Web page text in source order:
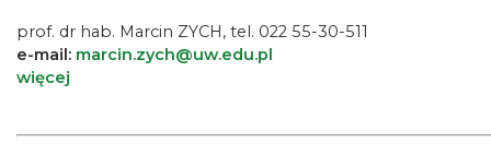
prof. dr hab. Marcin ZYCH, tel. 022 55-30-511
e-mail: marcin.zych@uw.edu.pl
więcej